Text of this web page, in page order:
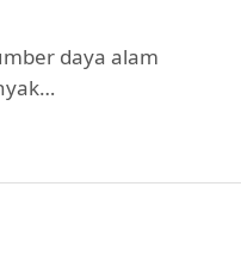
daya alam